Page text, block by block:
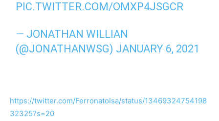
PIC.TWITTER.COM/OMXP4JSGCR
— JONATHAN WILLIAN
(@JONATHANWSG) JANUARY 6, 2021
https://twitter.com/FerronatoIsa/status/13469324754198
32325?s=20